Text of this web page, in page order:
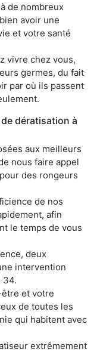
de nombreux
avoir une
et votre santé
vivre chez vous,
germes, du fait
par où ils passent
dératisation à
aux meilleurs
nous faire appel
des rongeurs
de nos
afin
le temps de vous
deux
intervention
34.
et votre
de toutes les
qui habitent avec
extrêmement